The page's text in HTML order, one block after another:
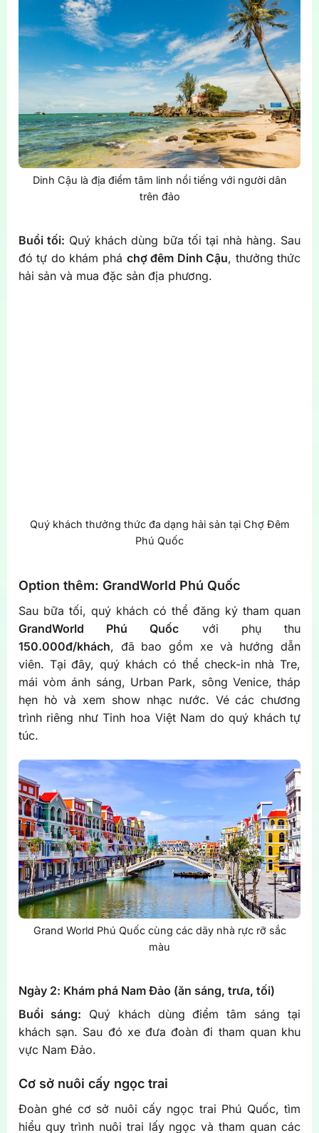
Dinh Cậu là địa điểm tâm linh nổi tiếng với người dân
trên đảo
Buổi tối: Quý khách dùng bữa tối tại nhà hàng. Sau
đó tự do khám phá chợ đêm Dinh Cậu, thưởng thức
hải sản và mua đặc sản địa phương.
Quý khách thưởng thức đa dạng hải sản tại Chợ Đêm
Phú Quốc
Option thêm: GrandWorld Phú Quốc
Sau bữa tối, quý khách có thể đăng ký tham quan
GrandWorld Phú Quốc với phụ thu
150.000đ/khách, đã bao gồm xe và hướng dẫn
viên. Tại đây, quý khách có thể check-in nhà Tre,
mái vòm ánh sáng, Urban Park, sông Venice, tháp
hẹn hò và xem show nhạc nước. Vé các chương
trình riêng như Tinh hoa Việt Nam do quý khách tự
túc.
Grand World Phú Quốc cùng các dãy nhà rực rỡ sắc
màu
Ngày 2: Khám phá Nam Đảo (ăn sáng, trưa, tối)
Buổi sáng: Quý khách dùng điểm tâm sáng tại
khách sạn. Sau đó xe đưa đoàn đi tham quan khu
vực Nam Đảo.
Cơ sở nuôi cấy ngọc trai
Đoàn ghé cơ sở nuôi cấy ngọc trai Phú Quốc, tìm
hiểu quy trình nuôi trai lấy ngọc và tham quan các